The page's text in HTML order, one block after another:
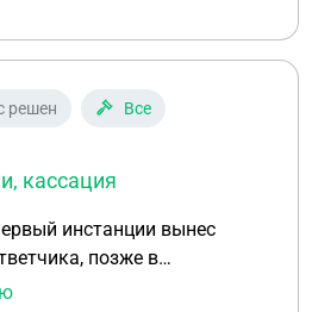
в силе. В мотивировки
согласен с позицией
но при этом ссылается уже
про оставшиеся 3 ничего не
и не было и никто их не
1 вариант.
определении. Смысла
основания нет, т.к. хоть
3 основания в
решен Все
кассация
позже в
решение 1 инстанции было